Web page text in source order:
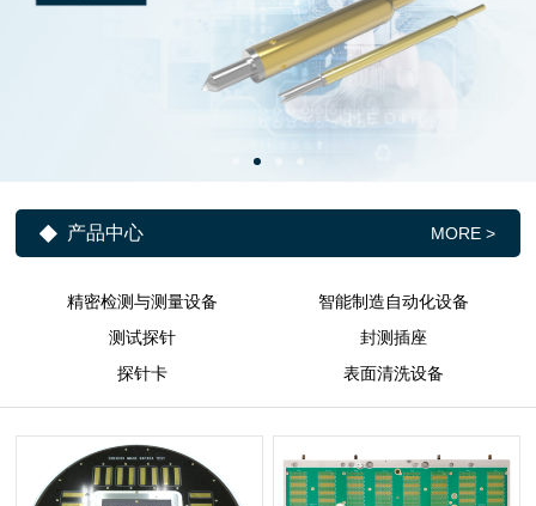
产品中心 MORE >
精密检测与测量设备
智能制造自动化设备
测试探针
封测插座
探针卡
表面清洗设备